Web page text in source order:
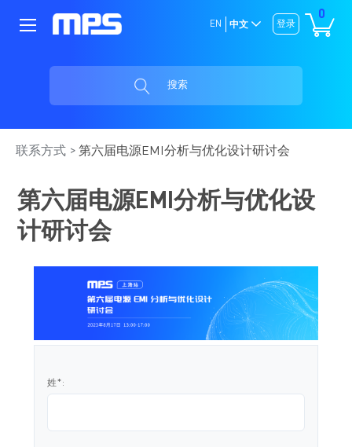
0
登录
EN 中文
搜索
联系方式 第六届电源EMI分析与优化设计研讨会
第六届电源EMI分析与优化设
计研讨会
姓*: